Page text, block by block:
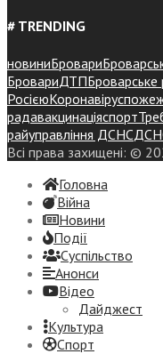
# TRENDING
новиниБровари
БровариДТПБроварське
РосієюКоронавірус
радавакцинаціяспорт
райуправління ДСНС
Всі права захищені: ©
Головна
Війна
Новини
Події
Суспiльство
Анонси
Відео
Дайджест
Культура
Спорт